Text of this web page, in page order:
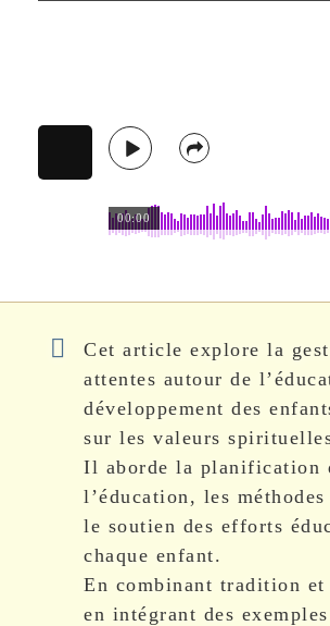
00:00
Cet article explore la
attentes autour de
développement des
sur les valeurs
Il aborde la planification
l’éducation, les
le soutien des efforts
chaque enfant.
En combinant tradition
en intégrant des